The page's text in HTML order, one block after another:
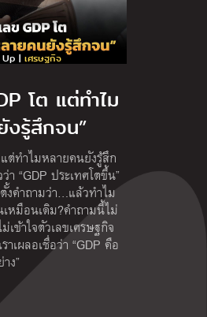
| เศรษฐกิจ
โต แต่ทำไม
งรู้สึกจน”
ต่ทำไมหลายคนยังรู้สึก
“GDP ประเทศโตขึ้น”
คำถามว่า…แล้วทำไม
หมือนเดิม?คำถามนี้ไม่
เข้าใจตัวเลขเศรษฐกิจ
าเผลอเชื่อว่า “GDP คือ
ง”